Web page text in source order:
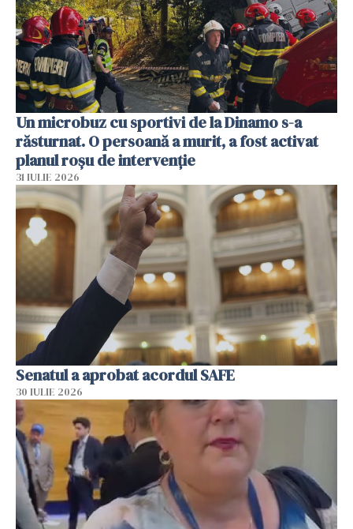
Un microbuz cu sportivi de la Dinamo s-a
răsturnat. O persoană a murit, a fost activat
planul roșu de intervenție
31 IULIE 2026
Senatul a aprobat acordul SAFE
30 IULIE 2026